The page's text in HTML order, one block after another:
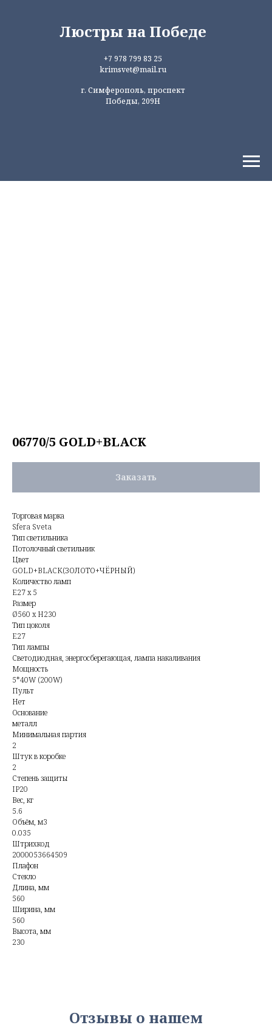
Люстры на Победе
+7 978 799 83 25
krimsvet@mail.ru
г. Симферополь, проспект
Победы, 209Н
06770/5 GOLD+BLACK
Заказать
Торговая марка
Sfera Sveta
Тип светильника
Потолочный светильник
Цвет
GOLD+BLACK(ЗОЛОТО+ЧЁРНЫЙ)
Количество ламп
E27 x 5
Размер
Ø560 x H230
Тип цоколя
E27
Тип лампы
Светодиодная, энергосберегающая, лампа накаливания
Мощность
5*40W (200W)
Пульт
Нет
Основание
металл
Минимальная партия
2
Штук в коробке
2
Степень защиты
IP20
Вес, кг
5.6
Объём, м3
0.035
Штрихкод
2000053664509
Плафон
Стекло
Длина, мм
560
Ширина, мм
560
Высота, мм
230
Отзывы о нашем